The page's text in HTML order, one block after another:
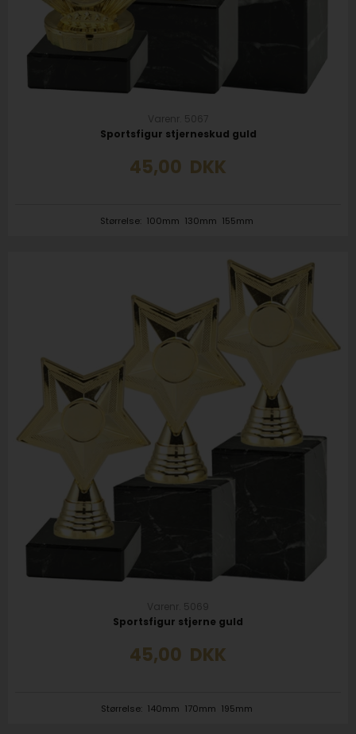
Varenr. 5067
Sportsfigur stjerneskud guld
45,00 DKK
Størrelse: 100mm 130mm 155mm
Varenr. 5069
Sportsfigur stjerne guld
45,00 DKK
Størrelse: 140mm 170mm 195mm